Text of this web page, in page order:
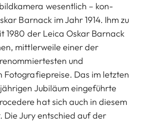
wesentlich – kon­
Barnack im Jahr 1914. Ihm zu
1980 der Leica Oskar Barnack
mittlerweile einer der
und
Fotografiepreise. Das im letzten
Jubi­läum eingeführte
hat sich auch in diesem
Die Jury entschied auf der